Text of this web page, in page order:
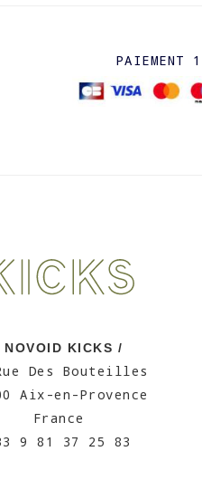
PAIEMENT
NOVOID KICKS /
Des Bouteilles
Aix-en-Provence
France
9 81 37 25 83